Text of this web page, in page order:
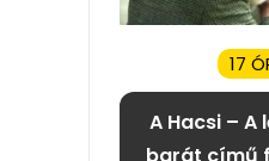
17
A Hacsi – A
barát című